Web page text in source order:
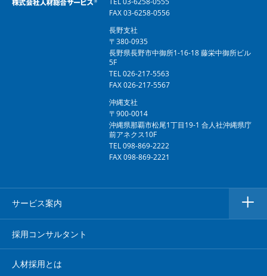
FAX 03-6258-0556
長野支社
〒380-0935
長野県長野市中御所1-16-18 藤栄中御所ビル
5F
TEL 026-217-5563
FAX 026-217-5567
沖縄支社
〒900-0014
沖縄県那覇市松尾1丁目19-1 合人社沖縄県庁
前アネクス10F
TEL 098-869-2222
FAX 098-869-2221
サービス案内
採用コンサルタント
人材採用とは